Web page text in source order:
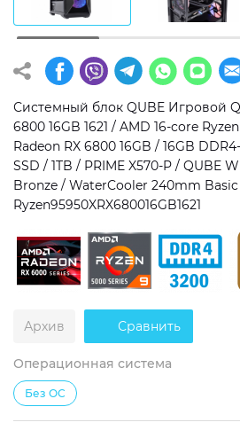
Операционная система
Windows 11 Home
Windows 11 Pro
Без ОС
Дополнительно
RGB-подсветка
Разблокированный
Сверхбыстрый M.2 SSD NVME
Системный блок QUBE Игровой
6800 16GB 1621 / AMD 16-core
Radeon RX 6800 16GB / 16GB
SSD / 1TB / PRIME X570-P / QUBE
Bronze / WaterCooler 240mm
Ryzen95950XRX680016GB1621
Архив Сравнить
Операционная система
Без ОС